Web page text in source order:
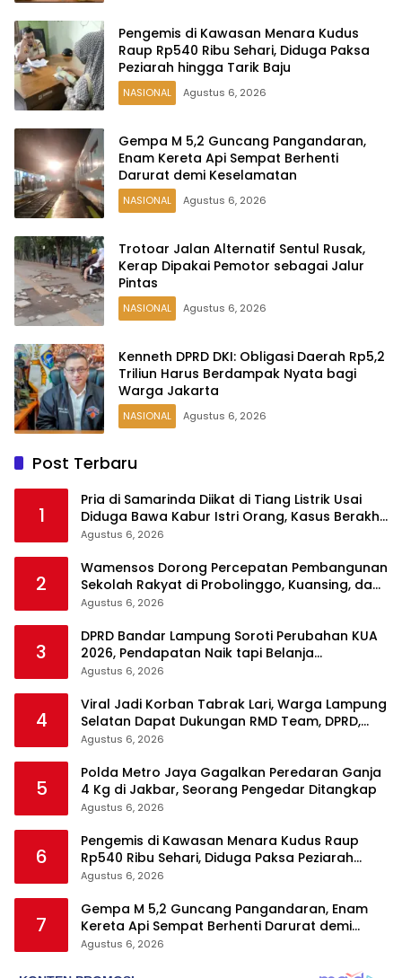
Pengemis di Kawasan Menara Kudus
Raup Rp540 Ribu Sehari, Diduga Paksa
Peziarah hingga Tarik Baju
NASIONAL Agustus 6, 2026
Gempa M 5,2 Guncang Pangandaran,
Enam Kereta Api Sempat Berhenti
Darurat demi Keselamatan
NASIONAL Agustus 6, 2026
Trotoar Jalan Alternatif Sentul Rusak,
Kerap Dipakai Pemotor sebagai Jalur
Pintas
NASIONAL Agustus 6, 2026
Kenneth DPRD DKI: Obligasi Daerah Rp5,2
Triliun Harus Berdampak Nyata bagi
Warga Jakarta
NASIONAL Agustus 6, 2026
Post Terbaru
1
Pria di Samarinda Diikat di Tiang Listrik Usai
Diduga Bawa Kabur Istri Orang, Kasus Berakhir
Damai
Agustus 6, 2026
2
Wamensos Dorong Percepatan Pembangunan
Sekolah Rakyat di Probolinggo, Kuansing, dan
Polewali Mandar
Agustus 6, 2026
3
DPRD Bandar Lampung Soroti Perubahan KUA
2026, Pendapatan Naik tapi Belanja
Pembangunan Dipangkas
Agustus 6, 2026
4
Viral Jadi Korban Tabrak Lari, Warga Lampung
Selatan Dapat Dukungan RMD Team, DPRD,
dan Influencer
Agustus 6, 2026
5
Polda Metro Jaya Gagalkan Peredaran Ganja
4 Kg di Jakbar, Seorang Pengedar Ditangkap
Agustus 6, 2026
6
Pengemis di Kawasan Menara Kudus Raup
Rp540 Ribu Sehari, Diduga Paksa Peziarah
hingga Tarik Baju
Agustus 6, 2026
7
Gempa M 5,2 Guncang Pangandaran, Enam
Kereta Api Sempat Berhenti Darurat demi
Keselamatan
Agustus 6, 2026